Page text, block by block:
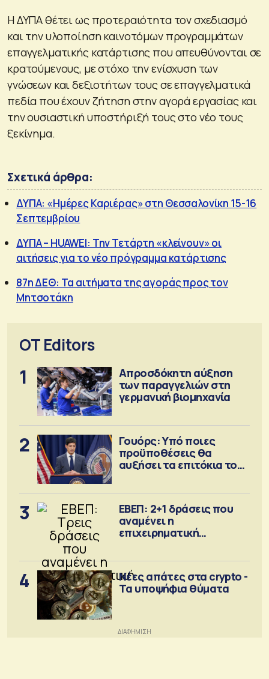
Η ΔΥΠΑ θέτει ως προτεραιότητα τον σχεδιασμό
και την υλοποίηση καινοτόμων προγραμμάτων
επαγγελματικής κατάρτισης που απευθύνονται σε
κρατούμενους, με στόχο την ενίσχυση των
γνώσεων και δεξιοτήτων τους σε επαγγελματικά
πεδία που έχουν ζήτηση στην αγορά εργασίας και
την ουσιαστική υποστήριξή τους στο νέο τους
ξεκίνημα.
Σχετικά άρθρα:
ΔΥΠΑ: «Ημέρες Καριέρας» στη Θεσσαλονίκη 15-16
Σεπτεμβρίου
ΔΥΠΑ – HUAWEI: Την Τετάρτη «κλείνουν» οι
αιτήσεις για το νέο πρόγραμμα κατάρτισης
87η ΔΕΘ: Τα αιτήματα της αγοράς προς τον
Μητσοτάκη
OT Editors
1
Απροσδόκητη αύξηση
των παραγγελιών στη
γερμανική βιομηχανία
2
Γουόρς: Υπό ποιες
προϋποθέσεις θα
αυξήσει τα επιτόκια τον
3
ΕΒΕΠ: 2+1 δράσεις που
αναμένει η
επιχειρηματική
4
Νέες απάτες στα crypto -
Τα υποψήφια θύματα